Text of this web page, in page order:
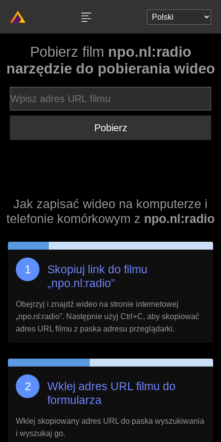
Pobierz film npo.nl:radio
narzędzie do pobierania wideo
Pobierz
Jak zapisać wideo na komputerze i
telefonie komórkowym z npo.nl:radio
Skopiuj link do filmu
„npo.nl:radio”
Obejrzyj i znajdź wideo na stronie internetowej
„npo.nl:radio”. Następnie użyj Ctrl+C, aby skopiować
adres URL filmu z paska adresu przeglądarki.
Wklej adres URL filmu do
formularza
Wklej skopiowany adres URL do paska wyszukiwania
i wyszukaj go.